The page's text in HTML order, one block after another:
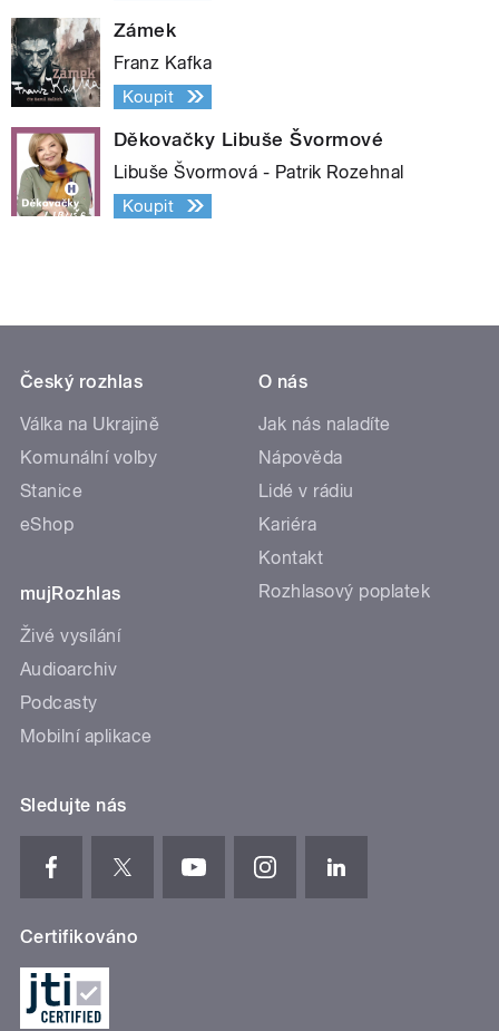
Zámek
Franz Kafka
Koupit
Děkovačky Libuše Švormové
Libuše Švormová - Patrik Rozehnal
Koupit
Český rozhlas
Válka na Ukrajině
Komunální volby
Stanice
eShop
mujRozhlas
Živé vysílání
Audioarchiv
Podcasty
Mobilní aplikace
O nás
Jak nás naladíte
Nápověda
Lidé v rádiu
Kariéra
Kontakt
Rozhlasový poplatek
Sledujte nás
Certifikováno